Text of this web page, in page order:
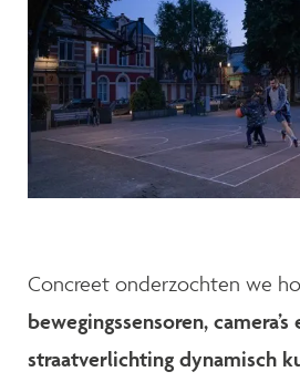
Concreet onderzochten we
bewegingssensoren,
straatverlichting dynamisch